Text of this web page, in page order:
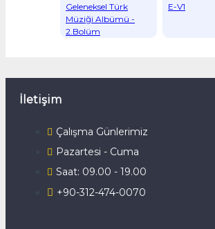
Geleneksel Türk
Müziği Albümü -
2.Bolüm
E-V1
İletişim
Çalışma Günlerimiz
Pazartesi - Cuma
Saat: 09.00 - 19.00
+90-312-474-0070